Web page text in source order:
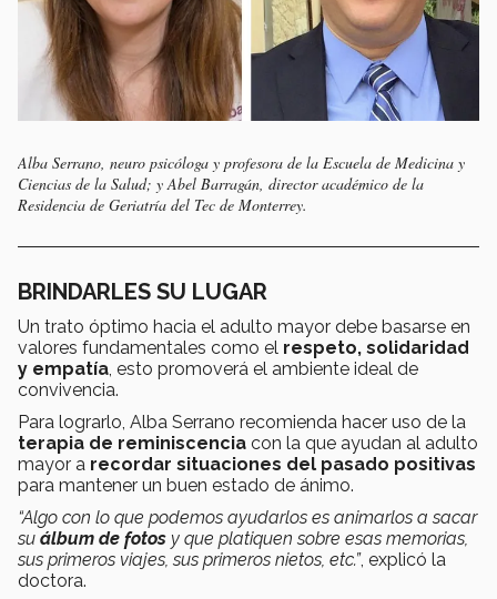
Alba Serrano, neuro psicóloga y profesora de la Escuela de Medicina y
Ciencias de la Salud; y Abel Barragán, director académico de la
Residencia de Geriatría del Tec de Monterrey.
BRINDARLES SU LUGAR
Un trato óptimo hacia el adulto mayor debe basarse en
valores fundamentales como el respeto, solidaridad
y empatía, esto promoverá el ambiente ideal de
convivencia.
Para lograrlo, Alba Serrano recomienda hacer uso de la
terapia de reminiscencia con la que ayudan al adulto
mayor a recordar situaciones del pasado positivas
para mantener un buen estado de ánimo.
“Algo con lo que podemos ayudarlos es animarlos a sacar
su álbum de fotos y que platiquen sobre esas memorias,
sus primeros viajes, sus primeros nietos, etc.”, explicó la
doctora.